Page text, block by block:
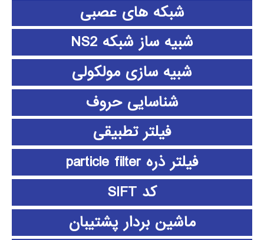
شبکه های عصبی
شبیه ساز شبکه NS2
شبیه سازی مولکولی
شناسایی حروف
فیلتر تطبیقی
فیلتر ذره particle filter
کد SIFT
ماشین بردار پشتیبان